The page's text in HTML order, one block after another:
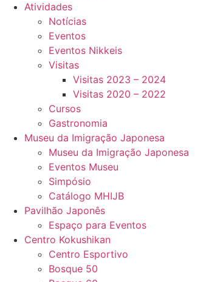
Atividades
Notícias
Eventos
Eventos Nikkeis
Visitas
Visitas 2023 – 2024
Visitas 2020 – 2022
Cursos
Gastronomia
Museu da Imigração Japonesa
Museu da Imigração Japonesa
Eventos Museu
Simpósio
Catálogo MHIJB
Pavilhão Japonês
Espaço para Eventos
Centro Kokushikan
Centro Esportivo
Bosque 50